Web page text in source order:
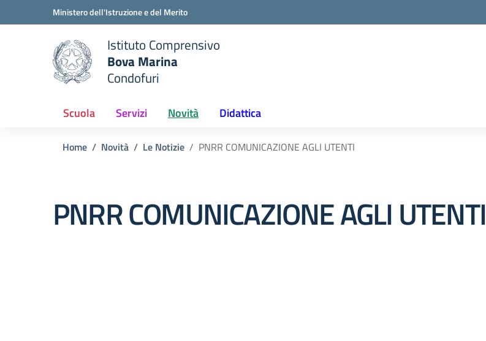
Vai ai contenuti
Vai al menu di navigazioneMinistero dell'Istruzione e del Merito
scuola
Istituto Comprensivo
Bova Marina
Condofuri
Scuola Servizi Novità Didattica
Home Novità Le Notizie PNRR COMUNICAZIONE AGLI UTENTI
PNRR COMUNICAZIONE AGLI UTENTI